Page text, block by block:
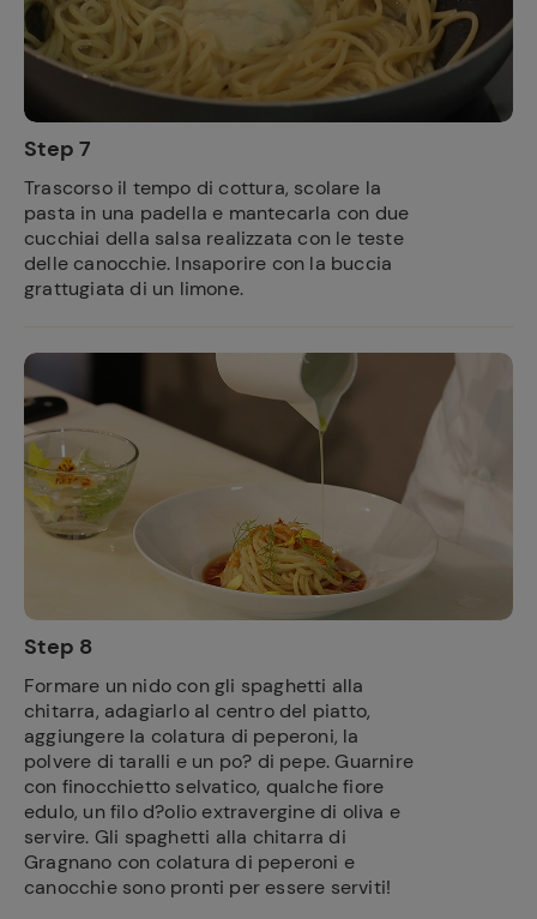
Step 7
Trascorso il tempo di cottura, scolare la
pasta in una padella e mantecarla con due
cucchiai della salsa realizzata con le teste
delle canocchie. Insaporire con la buccia
grattugiata di un limone.
Step 8
Formare un nido con gli spaghetti alla
chitarra, adagiarlo al centro del piatto,
aggiungere la colatura di peperoni, la
polvere di taralli e un po? di pepe. Guarnire
con finocchietto selvatico, qualche fiore
edulo, un filo d?olio extravergine di oliva e
servire. Gli spaghetti alla chitarra di
Gragnano con colatura di peperoni e
canocchie sono pronti per essere serviti!